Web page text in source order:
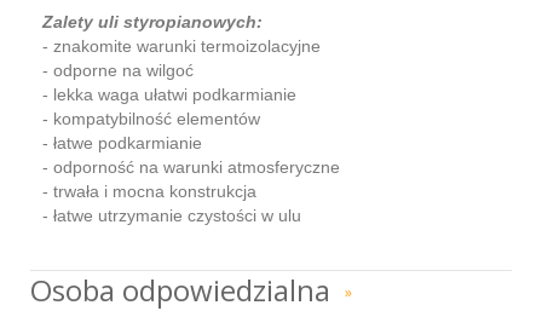
Zalety uli styropianowych:
- znakomite warunki termoizolacyjne
- odporne na wilgoć
- lekka waga ułatwi podkarmianie
- kompatybilność elementów
- łatwe podkarmianie
- odporność na warunki atmosferyczne
- trwała i mocna konstrukcja
- łatwe utrzymanie czystości w ulu
Osoba odpowiedzialna »